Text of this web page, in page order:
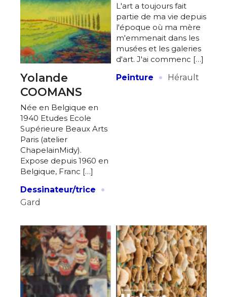
Yolande
COOMANS
Née en Belgique en
1940 Etudes Ecole
Supérieure Beaux Arts
Paris (atelier
ChapelainMidy).
Expose depuis 1960 en
Belgique, Franc […]
Dessinateur/trice
·
Gard
L'art a toujours fait
partie de ma vie depuis
l'époque où ma mère
m'emmenait dans les
musées et les galeries
d'art. J'ai commenc […]
Peinture
· Hérault